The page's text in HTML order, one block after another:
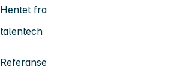
Hentet fra
talentech
Referanse